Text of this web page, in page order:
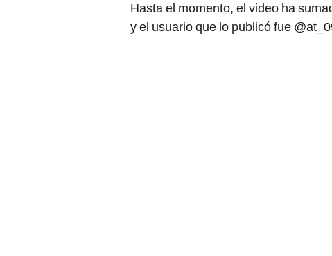
Hasta el momento, el video ha
y el usuario que lo publicó fue